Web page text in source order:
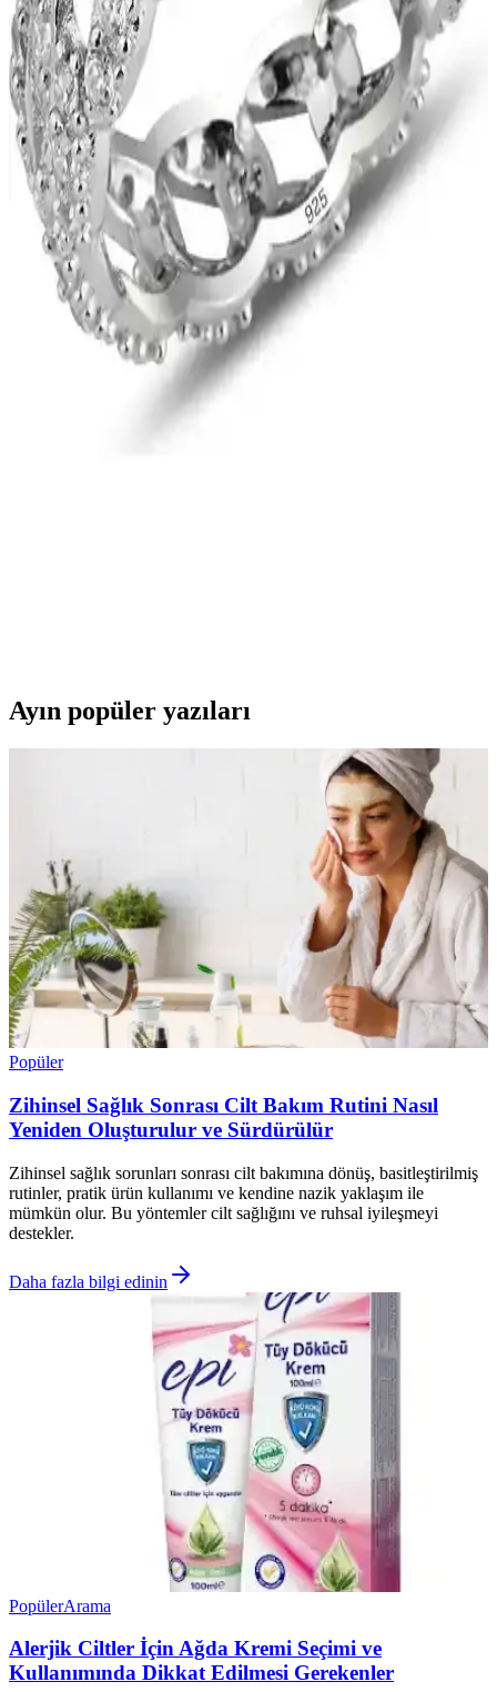
sağlar ve dikkat çekici detaylar içerir.
Nazar Gözlü Koruma Halhalı: Geleneksel ve Estetik
Birlikteliği Hakkında Bilgi
Nazar gözlü koruma halhalı, kötü enerjiyi uzaklaştırmak ve estetik
görünüm sağlamak amacıyla kullanılan geleneksel bir takıdır.
Gümüş malzemeden yapılır ve göz sembolüyle kötü enerjiyi
engellemeye inanılır.
Estetik ve Dayanıklı Halhal Modelleri: Zarafet ve
Koruma Bir Arada
Estetik ve dayanıklı malzemelerden üretilen halhal modelleri, şıklık
ve koruma sunar. Zarif tasarımlar ve uzun ömürlü yapısıyla kişisel
tarzınıza değer katar.
Bers Aksesuar Kadın Altın Kaplama Kararmaz
Bileklik İncelemesi ve Kullanıcı Yorumları
Ayın popüler yazıları
Popüler
Zihinsel Sağlık Sonrası Cilt Bakım Rutini Nasıl
Yeniden Oluşturulur ve Sürdürülür
Zihinsel sağlık sorunları sonrası cilt bakımına dönüş, basitleştirilmiş
rutinler, pratik ürün kullanımı ve kendine nazik yaklaşım ile
mümkün olur. Bu yöntemler cilt sağlığını ve ruhsal iyileşmeyi
destekler.
Daha fazla bilgi edinin
PopülerArama
Alerjik Ciltler İçin Ağda Kremi Seçimi ve
Kullanımında Dikkat Edilmesi Gerekenler